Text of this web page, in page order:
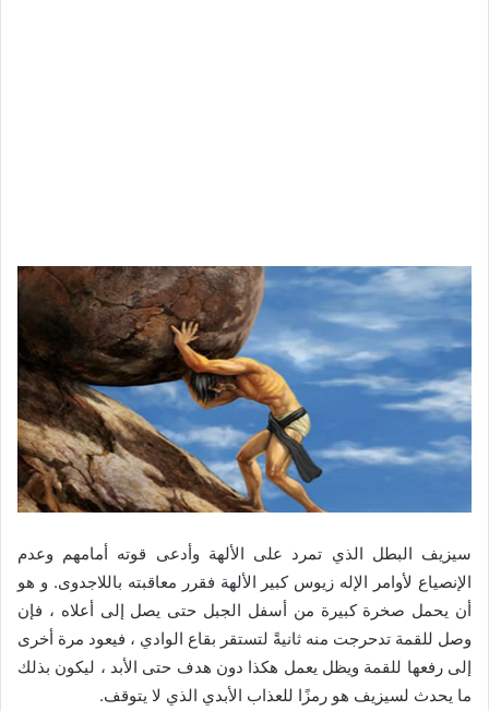
سيزيف البطل الذي تمرد على الألهة وأدعى قوته أمامهم وعدم
الإنصياع لأوامر الإله زيوس كبير الألهة فقرر معاقبته باللاجدوى. و هو
أن يحمل صخرة كبيرة من أسفل الجبل حتى يصل إلى أعلاه ، فإن
وصل للقمة تدحرجت منه ثانيةً لتستقر بقاع الوادي ، فيعود مرة أخرى
إلى رفعها للقمة ويظل يعمل هكذا دون هدف حتى الأبد ، ليكون بذلك
ما يحدث لسيزيف هو رمزًا للعذاب الأبدي الذي لا يتوقف.